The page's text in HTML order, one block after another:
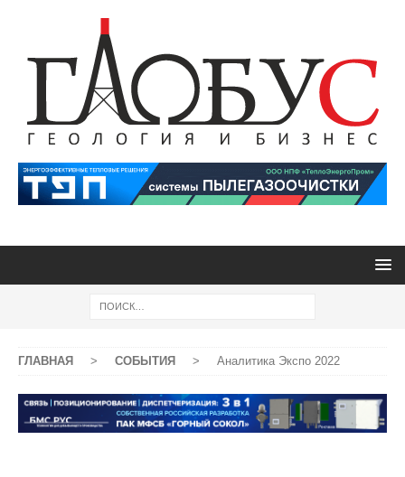
ГЛАВНАЯ > СОБЫТИЯ > Аналитика Экспо 2022